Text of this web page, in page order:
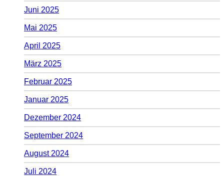
Juni 2025
Mai 2025
April 2025
März 2025
Februar 2025
Januar 2025
Dezember 2024
September 2024
August 2024
Juli 2024